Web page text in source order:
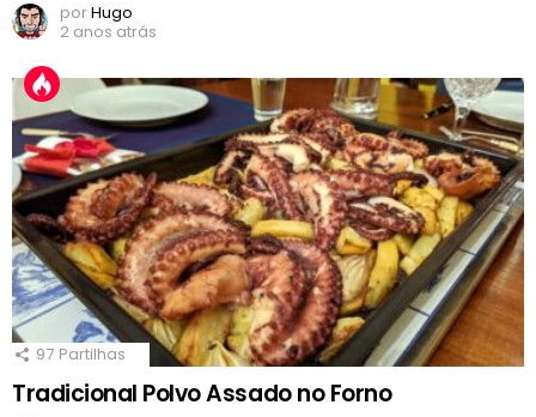
porHugo
2 anos atrás
97 Partilhas
Tradicional Polvo Assado no Forno